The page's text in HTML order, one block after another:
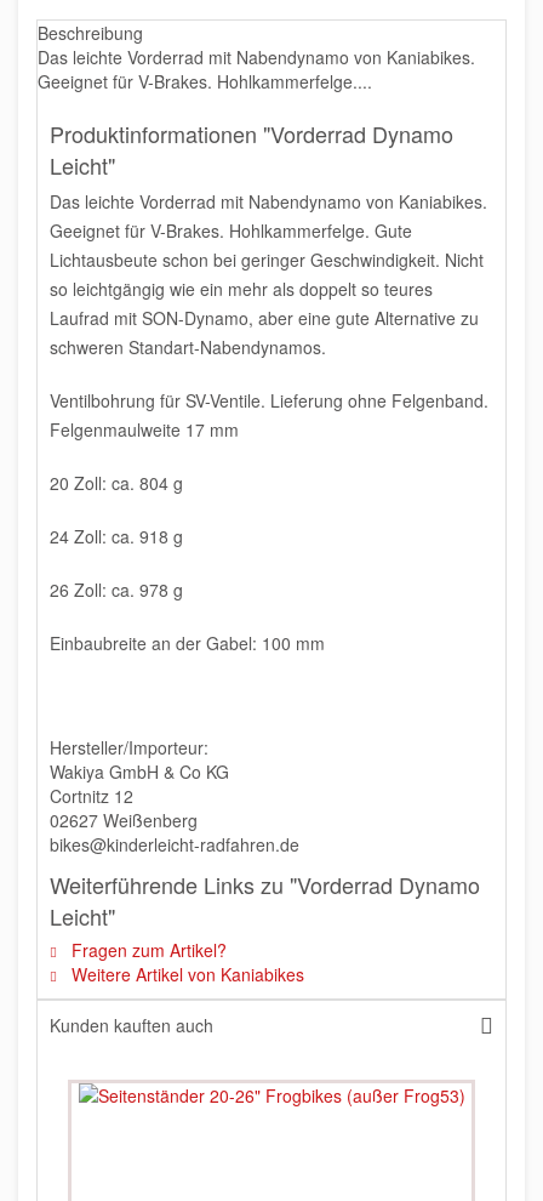
Beschreibung
Das leichte Vorderrad mit Nabendynamo von Kaniabikes.
Geeignet für V-Brakes. Hohlkammerfelge....
Produktinformationen "Vorderrad Dynamo
Leicht"
Das leichte Vorderrad mit Nabendynamo von Kaniabikes.
Geeignet für V-Brakes. Hohlkammerfelge. Gute
Lichtausbeute schon bei geringer Geschwindigkeit. Nicht
so leichtgängig wie ein mehr als doppelt so teures
Laufrad mit SON-Dynamo, aber eine gute Alternative zu
schweren Standart-Nabendynamos.
Ventilbohrung für SV-Ventile. Lieferung ohne Felgenband.
Felgenmaulweite 17 mm
20 Zoll: ca. 804 g
24 Zoll: ca. 918 g
26 Zoll: ca. 978 g
Einbaubreite an der Gabel: 100 mm
Hersteller/Importeur:
Wakiya GmbH & Co KG
Cortnitz 12
02627 Weißenberg
bikes@kinderleicht-radfahren.de
Weiterführende Links zu "Vorderrad Dynamo
Leicht"
Fragen zum Artikel?
Weitere Artikel von Kaniabikes
Kunden kauften auch